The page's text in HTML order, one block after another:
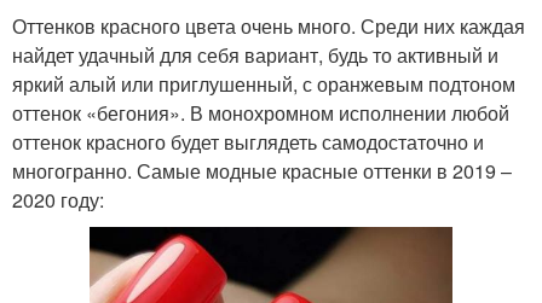
Оттенков красного цвета очень много. Среди них каждая
найдет удачный для себя вариант, будь то активный и
яркий алый или приглушенный, с оранжевым подтоном
оттенок «бегония». В монохромном исполнении любой
оттенок красного будет выглядеть самодостаточно и
многогранно. Самые модные красные оттенки в 2019 –
2020 году: